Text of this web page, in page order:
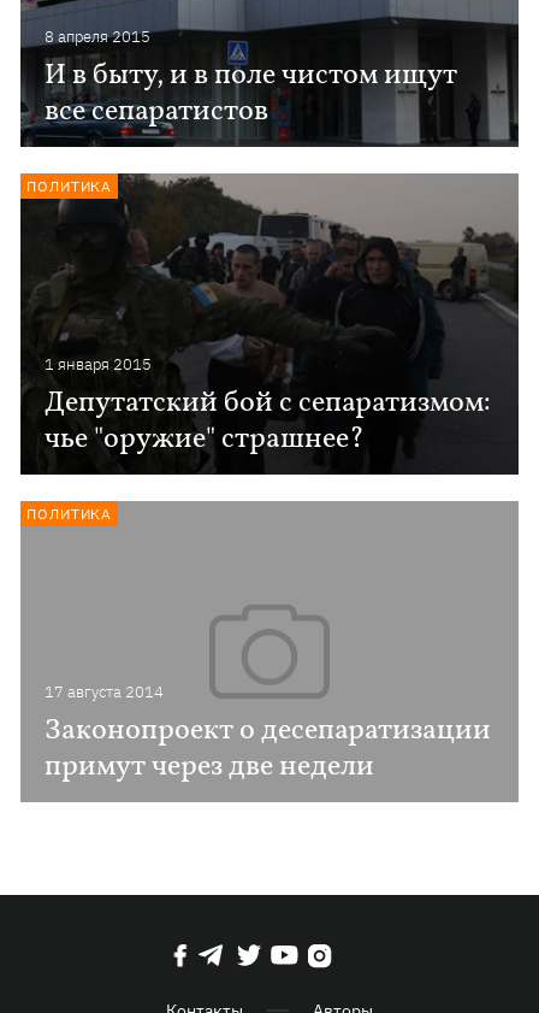
8 апреля 2015
И в быту, и в поле чистом ищут
все сепаратистов
1 января 2015
Депутатский бой с сепаратизмом:
чье "оружие" страшнее?
ПОЛИТИКА
17 августа 2014
Законопроект о десепаратизации
примут через две недели
ПОЛИТИКА